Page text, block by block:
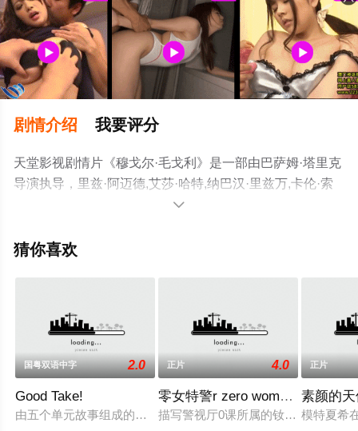
剧情介绍 我要评分
天堂影视剧情片《穆戈尔·毛戈利》是一部由巴萨姆·塔里克
导演执导，里兹·阿迈德,艾莎·哈特,纳巴汉·里兹万,卡伦·索
尼娅·塞沃尔,安贾纳·瓦桑,贾格·帕特尔,阿利·汗,Abdul等演员
影大全就上天堂电影网，更多相关信息可移步至豆瓣电

猜你喜欢
国粤双语中字 2.0
Good Take!
由五个单元故事组成的GOOD TAKE，是香港电影新一代导演
正片 4.0
零女特警r zero woman之最后的
描写警视厅0课所属的钕刑警之活跃
正片
素颜的
模特夏希